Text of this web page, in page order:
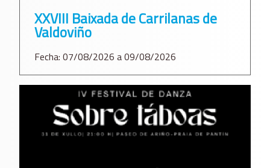
XXVIII Baixada de Carrilanas de
Valdoviño
Fecha: 07/08/2026 a 09/08/2026